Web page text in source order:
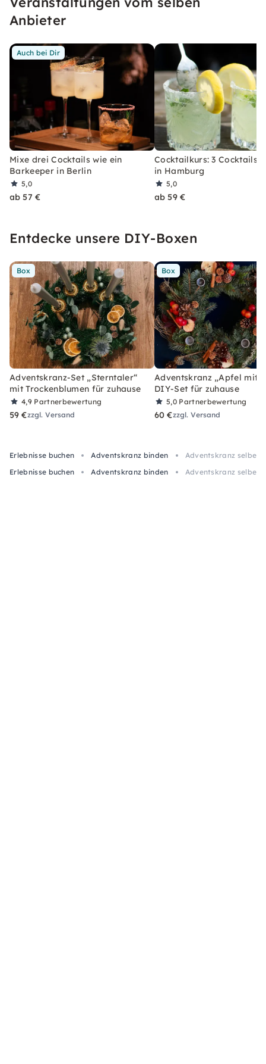
wirst.
Anbieter
Auch bei Dir
Mixe drei Cocktails wie ein
Barkeeper in Berlin
5,0
ab 57 €
Cocktailkurs: 3 Cocktails
in Hamburg
5,0
ab 59 €
Entdecke unsere DIY-Boxen
Box
Adventskranz-Set „Sterntaler“
mit Trockenblumen für zuhause
4,9 Partnerbewertung
59 €zzgl. Versand
Box
Adventskranz „Apfel mit
DIY-Set für zuhause
5,0 Partnerbewertung
60 €zzgl. Versand
Erlebnisse buchen Adventskranz binden
Adventskranz selber
Erlebnisse buchen
Adventskranz binden Adventskranz selber